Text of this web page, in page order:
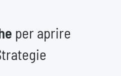
per aprire